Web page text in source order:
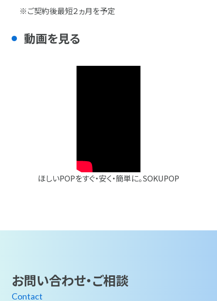
※ご契約後最短２ヵ月を予定
動画を見る
ほしいPOPをすぐ・安く・簡単に。SOKUPOP
お問い合わせ・ご相談
Contact